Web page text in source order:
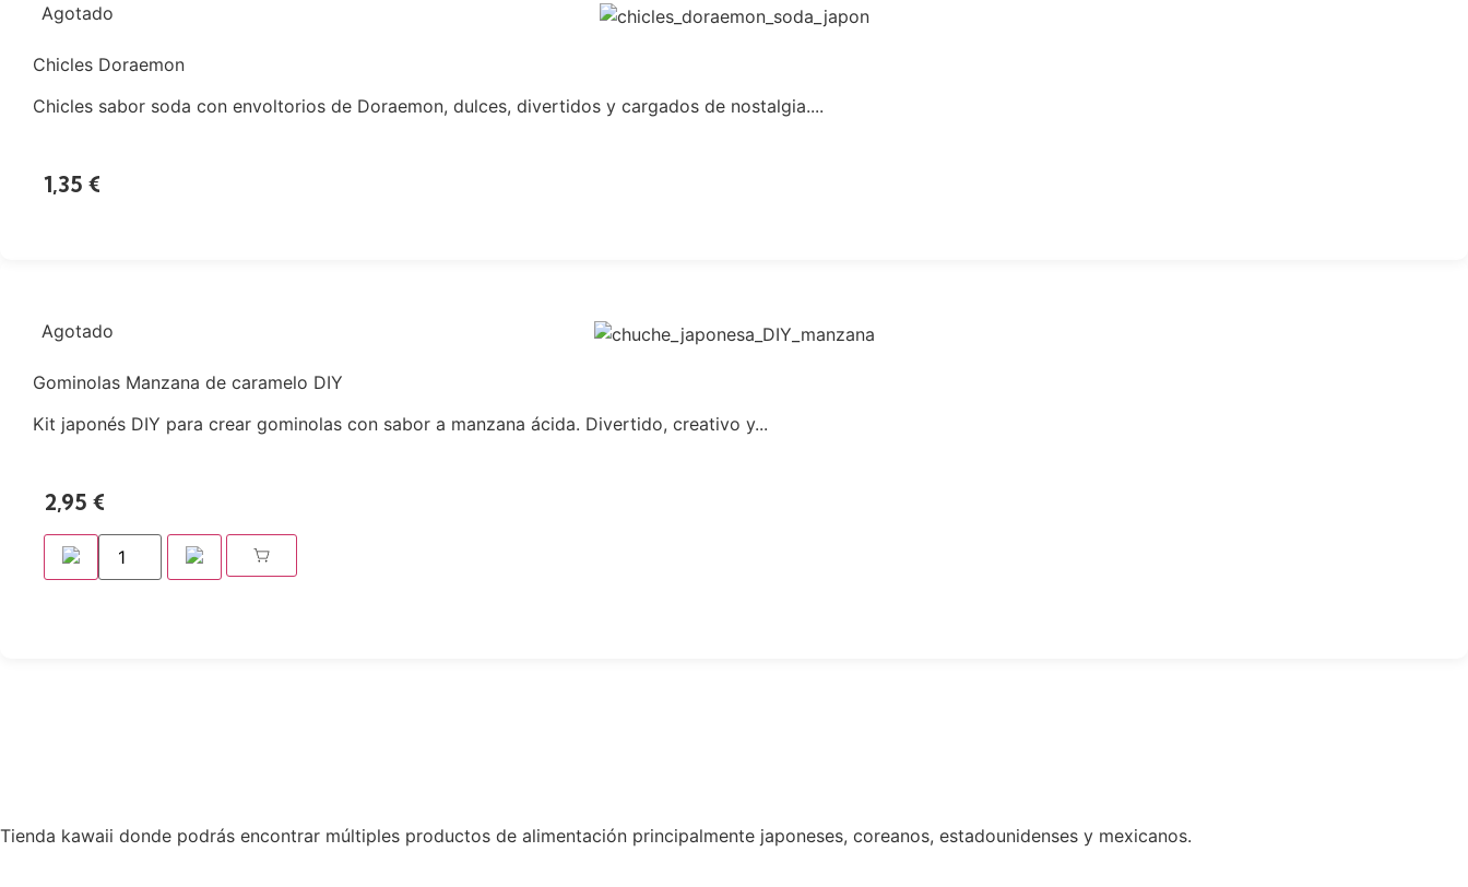
Agotado
Chicles Doraemon
Chicles sabor soda con envoltorios de Doraemon, dulces, divertidos y cargados de nostalgia....
1,35 €
Agotado
Gominolas Manzana de caramelo DIY
Kit japonés DIY para crear gominolas con sabor a manzana ácida. Divertido, creativo y...
2,95 €
Tienda kawaii donde podrás encontrar múltiples productos de alimentación principalmente japoneses, coreanos, estadounidenses y mexicanos.